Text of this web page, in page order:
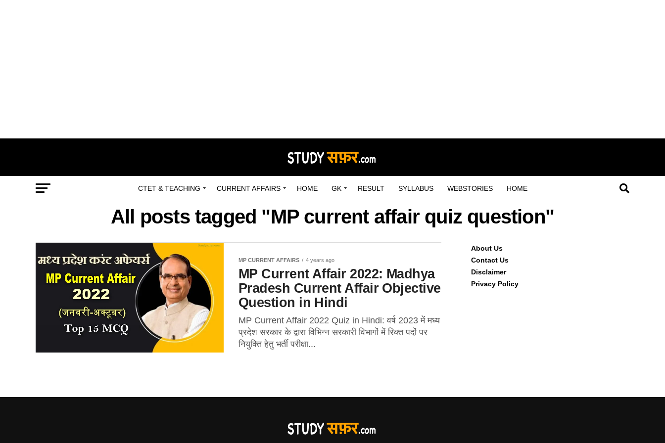
CTET & TEACHING CURRENT AFFAIRS HOME GK RESULT SYLLABUS WEBSTORIES HOME
All posts tagged "MP current affair quiz question"
MP CURRENT AFFAIRS 4 years ago
MP Current Affair 2022: Madhya
Pradesh Current Affair Objective
Question in Hindi
MP Current Affair 2022 Quiz in Hindi: वर्ष 2023 में मध्य
प्रदेश सरकार के द्वारा विभिन्न सरकारी विभागों में रिक्त पदों पर
नियुक्ति हेतु भर्ती परीक्षा...
About Us
Contact Us
Disclaimer
Privacy Policy